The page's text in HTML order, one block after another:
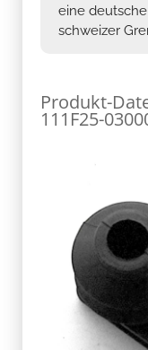
eine
schweizer
Produkt-
111F25-